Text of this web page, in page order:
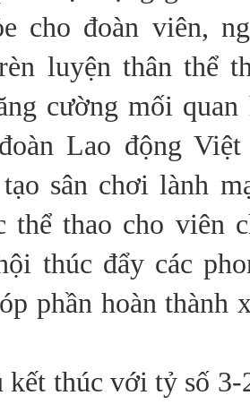
cho đoàn viên,
luyện thân thể
cường mối quan
Lao động
sân chơi lành
thể thao cho viên
thúc đẩy các
phần hoàn thành
kết thúc với tỷ số